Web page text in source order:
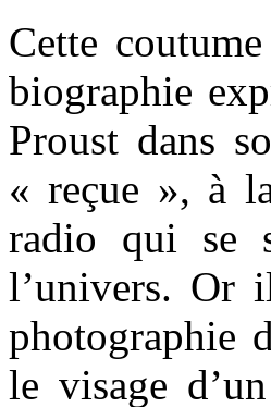
Cette
biographie
Proust dans
« reçue », à
radio qui se
l’univers. Or
photographie
le visage